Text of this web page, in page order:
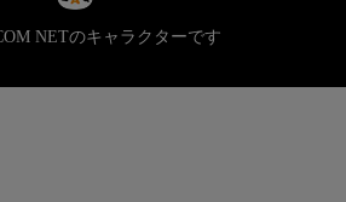
NETのキャラクターです